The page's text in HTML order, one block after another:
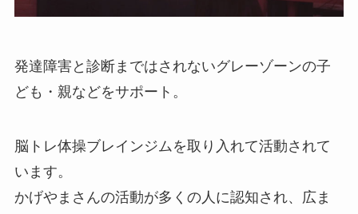
発達障害と診断まではされないグレーゾーンの子
ども・親などをサポート。
脳トレ体操ブレインジムを取り入れて活動されて
います。
かげやまさんの活動が多くの人に認知され、広ま